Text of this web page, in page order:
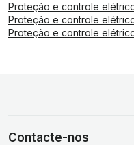
Proteção e controle
Proteção e controle
Proteção e controle
Contacte-nos